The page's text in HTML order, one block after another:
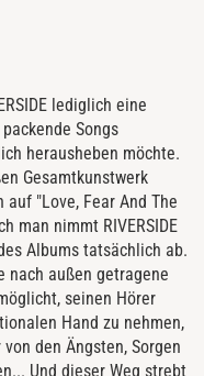
lediglich eine
Songs
herausheben möchte.
Gesamtkunstwerk
"Love, Fear And The
man nimmt RIVERSIDE
Albums tatsächlich ab.
nach außen getragene
seinen Hörer
Hand zu nehmen,
den Ängsten, Sorgen
Und dieser Weg strebt